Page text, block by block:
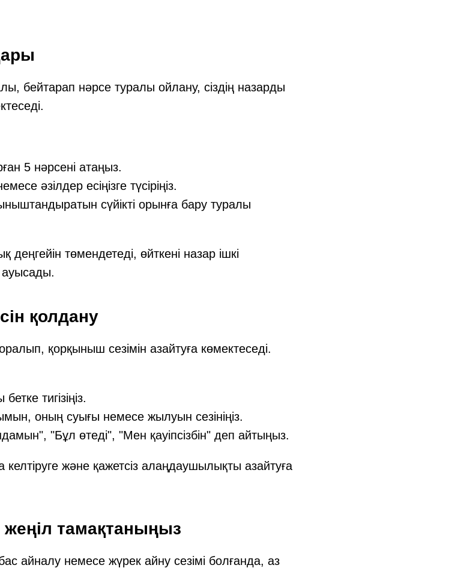
бейтарап нәрсе туралы ойлану, сіздің назарды
5 нәрсені атаңыз.
әзілдер есіңізге түсіріңіз.
сүйікті орынға бару туралы
төмендетеді, өйткені назар ішкі
ауысады.
қолдану
оралып, қорқыныш сезімін азайтуға көмектеседі.
тигізіңіз.
оның суығы немесе жылуын сезініңіз.
"Бұл өтеді", "Мен қауіпсізбін" деп айтыңыз.
және қажетсіз алаңдаушылықты азайтуға
жеңіл тамақтаныңыз
айналу немесе жүрек айну сезімі болғанда, аз